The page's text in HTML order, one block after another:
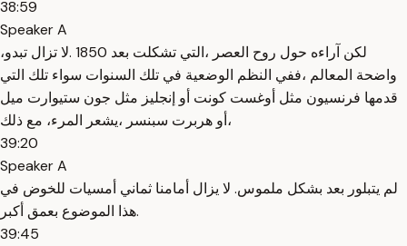
38:59
Speaker A
،لكن آراءه حول روح العصر ،التي تشكلت بعد 1850 .لا تزال تبدو
واضحة المعالم ،ففي النظم الوضعية في تلك السنوات سواء تلك التي
قدمها فرنسيون مثل أوغست كونت أو إنجليز مثل جون ستيوارت ميل
،أو هربرت سبنسر ،يشعر المرء، مع ذلك
39:20
Speaker A
لم يتبلور بعد بشكل ملموس. لا يزال أمامنا ثماني أمسيات للخوض في
هذا الموضوع بعمق أكبر.
39:45